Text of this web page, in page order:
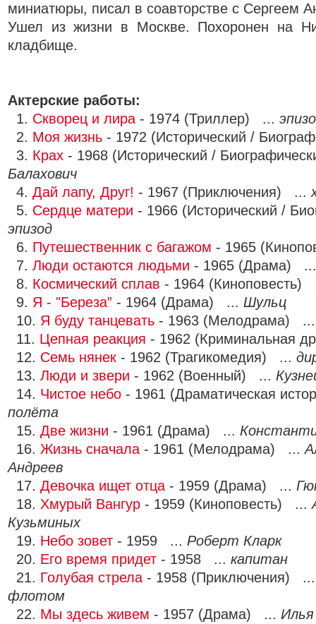
миниатюры, писал в соавторстве с Сергеем
Ушел из жизни в Москве. Похоронен на
кладбище.
Актерские работы:
1. Скворец и лира - 1974 (Триллер) ...
2. Моя жизнь - 1972 (Исторический /
3. Крах - 1968 (Исторический /
Балахович
4. Дай лапу, Друг! - 1967 (Приключения) ...
5. Сердце матери - 1966 (Исторический /
эпизод
6. Путешественник с багажом - 1965
7. Люди остаются людьми - 1965 (Драма)
8. Космический сплав - 1964
9. Я - "Береза” - 1964 (Драма) ... Шульц
10. Я буду танцевать - 1963 (Мелодрама)
11. Цепная реакция - 1962 (Криминальная
12. Семь нянек - 1962 (Трагикомедия) ...
13. Люди и звери - 1962 (Военный) ...
14. Чистое небо - 1961 (Драматическая
полёта
15. Две жизни - 1961 (Драма) ...
16. Жизнь сначала - 1961 (Мелодрама) ...
Андреев
17. Девочка ищет отца - 1959 (Драма) ...
18. Хмурый Вангур - 1959 (Киноповесть) ...
Кузьминых
19. Небо зовет - 1959 ... Роберт Кларк
20. Его время придет - 1958 ... капитан
21. Голубая стрела - 1958 (Приключения)
флотом
22. Мы здесь живем - 1957 (Драма) ...